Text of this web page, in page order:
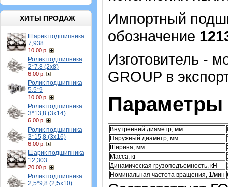
ХИТЫ ПРОДАЖ
Шарик подшипника
7,938
10.00 р.
Ролик подшипника
2*7,8 (2х8)
6.00 р.
Ролик подшипника
5,5*9
10.00 р.
Ролик подшипника
3*13,8 (3х14)
6.00 р.
Ролик подшипника
3*15,8 (3х16)
6.00 р.
Шарик подшипника
12,303
20.00 р.
Ролик подшипника
2,5*9,8 (2,5х10)
Импортный
обозначение
Изготовитель -
GROUP в
Параметры
Внутренний диаметр, мм
Наружный диаметр, мм
Ширина, мм
Масса, кг
Динамическая грузоподъемность, кН
Номинальная частота вращения, 1/мин